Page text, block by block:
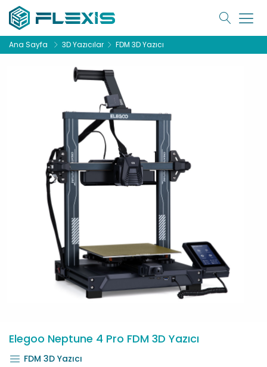
Ana Sayfa 3D Yazıcılar FDM 3D Yazıcı
Elegoo Neptune 4 Pro FDM 3D Yazıcı
FDM 3D Yazıcı